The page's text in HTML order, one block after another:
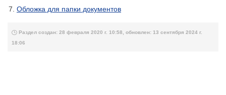
Обложка для папки документов
Раздел создан: 28 февраля 2020 г. 10:58, обновлен: 13 сентября 2024 г.
18:06